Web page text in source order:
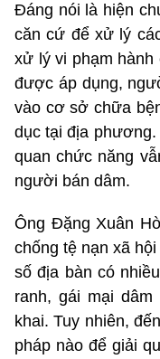
Đáng nói là hiện
căn cứ để xử lý
xử lý vi phạm hành
được áp dụng,
vào cơ sở chữa
dục tại địa
quan chức năng
người bán dâm.
Ông Đặng Xuân
chống tệ nạn xã
số địa bàn có
ranh, gái mại
khai. Tuy nhiên,
pháp nào để giải